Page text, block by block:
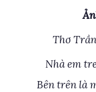
Thơ
Nhà em
Bên trên là